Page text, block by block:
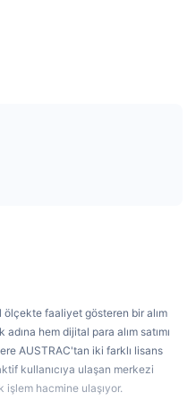
faaliyet gösteren bir alım
hem dijital para alım satımı
AUSTRAC'tan iki farklı lisans
kullanıcıya ulaşan merkezi
işlem hacmine ulaşıyor.